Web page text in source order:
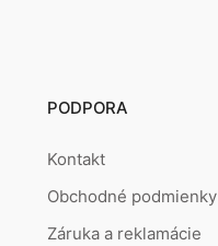
PODPORA
Kontakt
Obchodné podmienky
Záruka a reklamácie